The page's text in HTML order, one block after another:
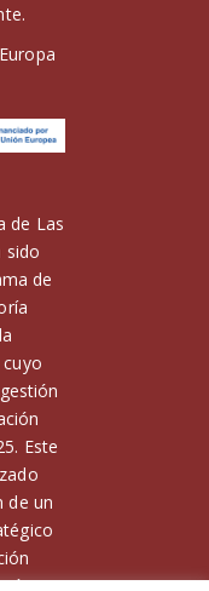
de Las
sido
de
Este
de un